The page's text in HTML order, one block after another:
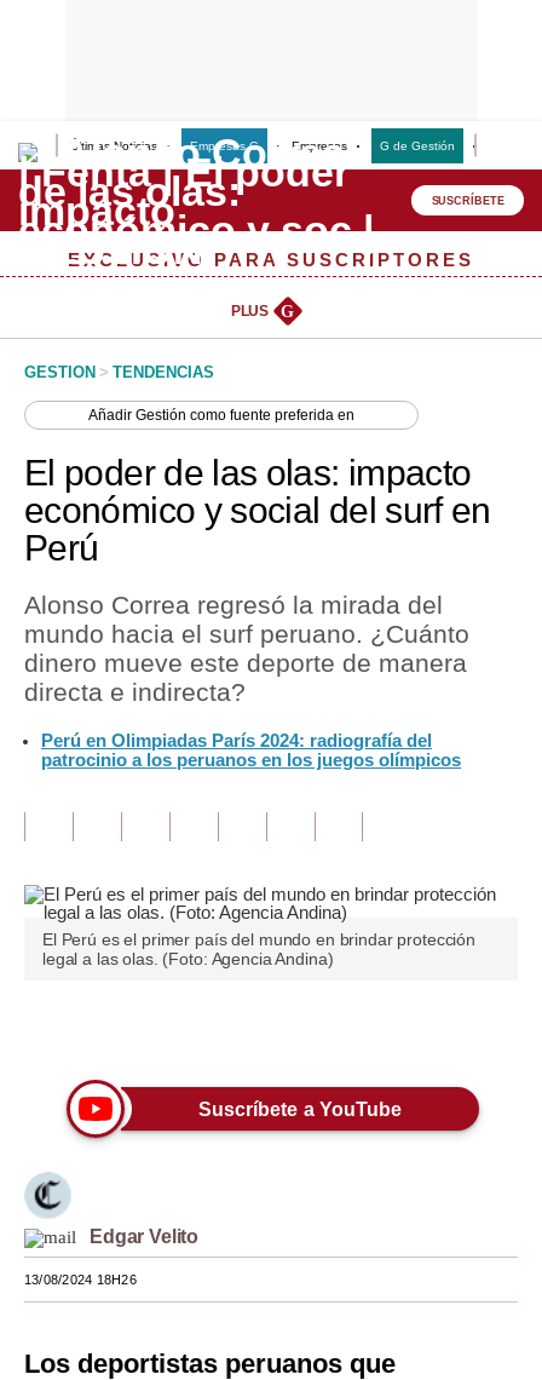
Últimas Noticias Empresas G Empresas G de Gestión
Lo último
Peru Quiosco
Management & Empleo
Perú
Política
Finanzas Personales
Inmobiliarias
Plus G
Blogs
Tendencias
Moda
Mundo
España
SUSCRÍBETE
EXCLUSIVO PARA SUSCRIPTORES
PLUS G
GESTION > TENDENCIAS
AñadirGestión como fuente preferida en
El poder de las olas: impacto
económico y social del surf en
Perú
Alonso Correa regresó la mirada del
mundo hacia el surf peruano. ¿Cuánto
dinero mueve este deporte de manera
directa e indirecta?
Perú en Olimpiadas París 2024: radiografía del
patrocinio a los peruanos en los juegos olímpicos
El Perú es el primer país del mundo en brindar protección
legal a las olas. (Foto: Agencia Andina)
Suscríbete a YouTube
Edgar Velito
13/08/2024 18H26
Los deportistas peruanos que